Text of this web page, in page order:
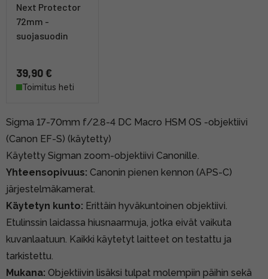
Next Protector
72mm -
suojasuodin
39,90 €
Toimitus heti
Sigma 17-70mm f/2.8-4 DC Macro HSM OS -objektiivi
(Canon EF-S) (käytetty)
Käytetty Sigman zoom-objektiivi Canonille.
Yhteensopivuus: Canonin pienen kennon (APS-C)
järjestelmäkamerat.
Käytetyn kunto: Erittäin hyväkuntoinen objektiivi.
Etulinssin laidassa hiusnaarmuja, jotka eivät vaikuta
kuvanlaatuun. Kaikki käytetyt laitteet on testattu ja
tarkistettu.
Mukana: Objektiivin lisäksi tulpat molempiin päihin sekä